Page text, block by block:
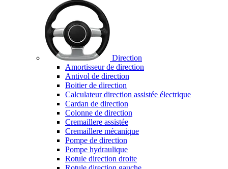
Direction
Amortisseur de direction
Antivol de direction
Boitier de direction
Calculateur direction assistée électrique
Cardan de direction
Colonne de direction
Cremaillere assistée
Cremaillere mécanique
Pompe de direction
Pompe hydraulique
Rotule direction droite